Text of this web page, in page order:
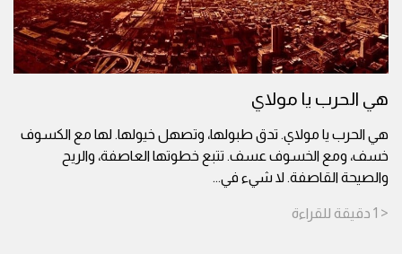
هي الحرب يا مولاي
هي الحرب يا مولاي. تدق طبولها، وتصهل خيولها. لها مع الكسوف
خسف، ومع الخسوف عسف. تتبع خطوتها العاصفة، والريح
والصيحة القاصفة. لا شيء في...
< 1 دقيقة للقراءة